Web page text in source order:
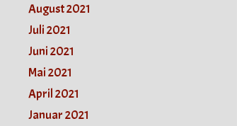
August 2021
Juli 2021
Juni 2021
Mai 2021
April 2021
Januar 2021